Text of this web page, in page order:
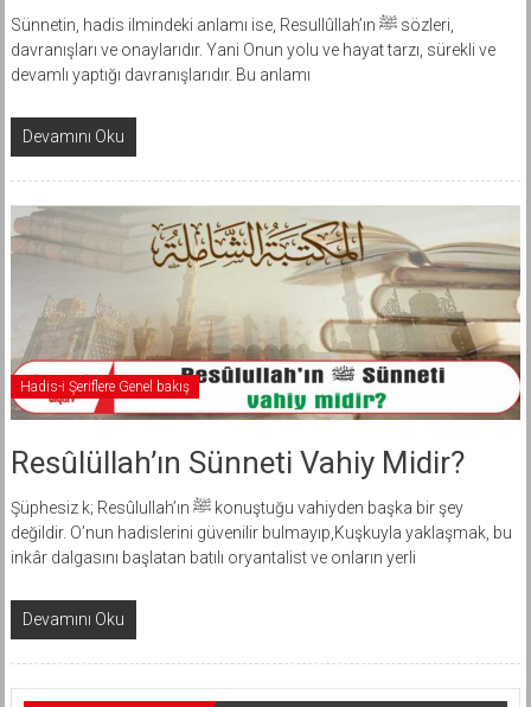
Sünnetin, hadis ilmindeki anlamı ise, Resullûllah’ın ﷺ sözleri,
davranışları ve onaylarıdır. Yani Onun yolu ve hayat tarzı, sürekli ve
devamlı yaptığı davranışlarıdır. Bu anlamı
Devamını Oku
Hadis-i Şeriflere Genel bakış
Resûlüllah’ın Sünneti Vahiy Midir?
Şüphesiz k; Resûlullah’ın ﷺ konuştuğu vahiyden başka bir şey
değildir. O’nun hadislerini güvenilir bulmayıp,Kuşkuyla yaklaşmak, bu
inkâr dalgasını başlatan batılı oryantalist ve onların yerli
Devamını Oku